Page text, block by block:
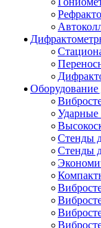
Ударные
Стенды
Стенды